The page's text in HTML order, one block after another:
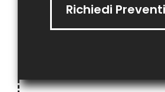
Richiedi